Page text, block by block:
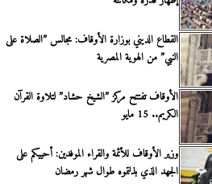
القطاع الديني بوزارة الأوقاف: مجالس ”الصلاة على
النبي” من الهوية المصرية
الأوقاف تفتتح مركز ”الشيخ حشاد” لتلاوة القرآن
الكريم.. 15 مايو
وزير الأوقاف للأئمة والقراء الموفدين: أحييكم على
الجهد الذي بذلتموه طوال شهر رمضان